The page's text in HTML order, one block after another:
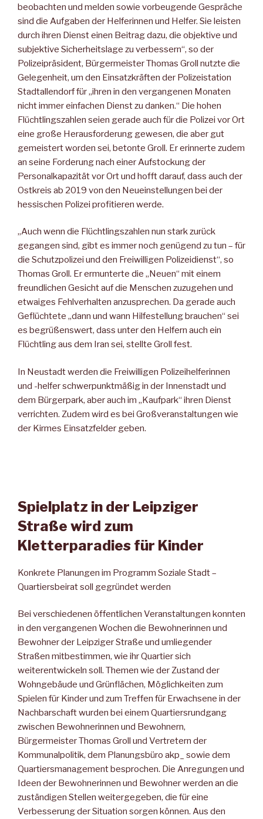
beobachten und melden sowie vorbeugende Gespräche
sind die Aufgaben der Helferinnen und Helfer. Sie leisten
durch ihren Dienst einen Beitrag dazu, die objektive und
subjektive Sicherheitslage zu verbessern“, so der
Polizeipräsident, Bürgermeister Thomas Groll nutzte die
Gelegenheit, um den Einsatzkräften der Polizeistation
Stadtallendorf für „ihren in den vergangenen Monaten
nicht immer einfachen Dienst zu danken.“ Die hohen
Flüchtlingszahlen seien gerade auch für die Polizei vor Ort
eine große Herausforderung gewesen, die aber gut
gemeistert worden sei, betonte Groll. Er erinnerte zudem
an seine Forderung nach einer Aufstockung der
Personalkapazität vor Ort und hofft darauf, dass auch der
Ostkreis ab 2019 von den Neueinstellungen bei der
hessischen Polizei profitieren werde.
„Auch wenn die Flüchtlingszahlen nun stark zurück
gegangen sind, gibt es immer noch genügend zu tun – für
die Schutzpolizei und den Freiwilligen Polizeidienst“, so
Thomas Groll. Er ermunterte die „Neuen“ mit einem
freundlichen Gesicht auf die Menschen zuzugehen und
etwaiges Fehlverhalten anzusprechen. Da gerade auch
Geflüchtete „dann und wann Hilfestellung brauchen“ sei
es begrüßenswert, dass unter den Helfern auch ein
Flüchtling aus dem Iran sei, stellte Groll fest.
In Neustadt werden die Freiwilligen Polizeihelferinnen
und -helfer schwerpunktmäßig in der Innenstadt und
dem Bürgerpark, aber auch im „Kaufpark“ ihren Dienst
verrichten. Zudem wird es bei Großveranstaltungen wie
der Kirmes Einsatzfelder geben.
Spielplatz in der Leipziger
Straße wird zum
Kletterparadies für Kinder
Konkrete Planungen im Programm Soziale Stadt –
Quartiersbeirat soll gegründet werden
Bei verschiedenen öffentlichen Veranstaltungen konnten
in den vergangenen Wochen die Bewohnerinnen und
Bewohner der Leipziger Straße und umliegender
Straßen mitbestimmen, wie ihr Quartier sich
weiterentwickeln soll. Themen wie der Zustand der
Wohngebäude und Grünflächen, Möglichkeiten zum
Spielen für Kinder und zum Treffen für Erwachsene in der
Nachbarschaft wurden bei einem Quartiersrundgang
zwischen Bewohnerinnen und Bewohnern,
Bürgermeister Thomas Groll und Vertretern der
Kommunalpolitik, dem Planungsbüro akp_ sowie dem
Quartiersmanagement besprochen. Die Anregungen und
Ideen der Bewohnerinnen und Bewohner werden an die
zuständigen Stellen weitergegeben, die für eine
Verbesserung der Situation sorgen können. Aus den